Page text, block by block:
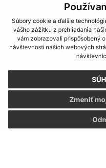
Súbory cookie a ďalšie
vášho zážitku z prehliadania
vám zobrazovali prispôsobený
návštevnosti našich webových
Zmeniť